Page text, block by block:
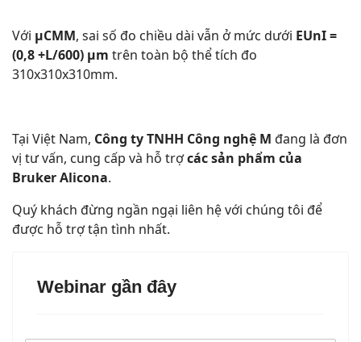
Với µCMM, sai số đo chiều dài vẫn ở mức dưới EUnI =
(0,8 +L/600) µm trên toàn bộ thể tích đo
310x310x310mm.
Tại Việt Nam, Công ty TNHH Công nghệ M đang là đơn
vị tư vấn, cung cấp và hỗ trợcác sản phẩm của
Bruker Alicona.
Quý khách đừng ngần ngại liên hệ với chúng tôi để
được hỗ trợ tận tình nhất.
Webinar gần đây